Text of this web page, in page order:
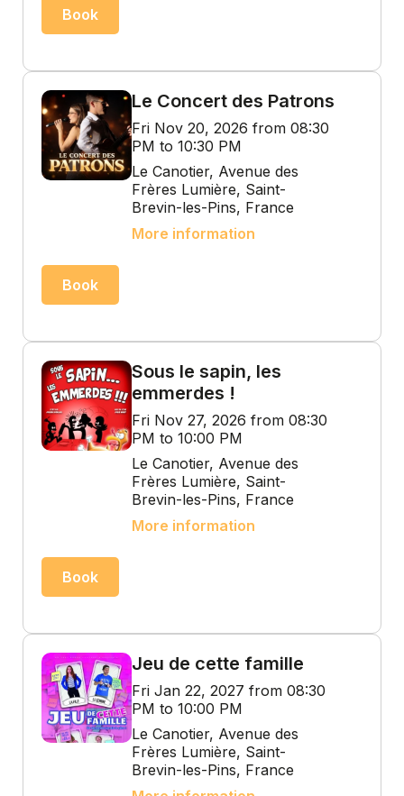
Book
Le Concert des Patrons
Fri Nov 20, 2026 from 08:30
PM to 10:30 PM
Le Canotier, Avenue des
Frères Lumière, Saint-
Brevin-les-Pins, France
More information
Book
Sous le sapin, les
emmerdes !
Fri Nov 27, 2026 from 08:30
PM to 10:00 PM
Le Canotier, Avenue des
Frères Lumière, Saint-
Brevin-les-Pins, France
More information
Book
Jeu de cette famille
Fri Jan 22, 2027 from 08:30
PM to 10:00 PM
Le Canotier, Avenue des
Frères Lumière, Saint-
Brevin-les-Pins, France